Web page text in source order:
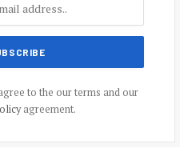
to the our terms and our
agreement.